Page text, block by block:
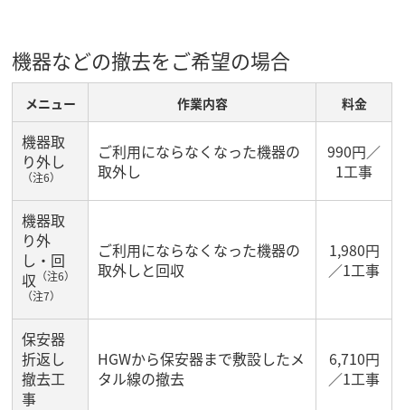
機器などの撤去をご希望の場合
メニュー 作業内容 料金
機器取
り外し
（注6）
ご利用にならなくなった機器の
取外し
990円／
1工事
機器取
り外
し・回
収 （注6）
（注7）
ご利用にならなくなった機器の
取外しと回収
1,980円
／1工事
保安器
折返し
撤去工
事
HGWから保安器まで敷設したメ
タル線の撤去
6,710円
／1工事